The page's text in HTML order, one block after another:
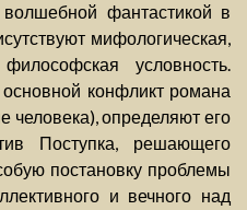
фантастикой в
мифологическая,
условность.
конфликт романа
человека), определяют его
Поступка, решающего
постановку проблемы
и вечного над